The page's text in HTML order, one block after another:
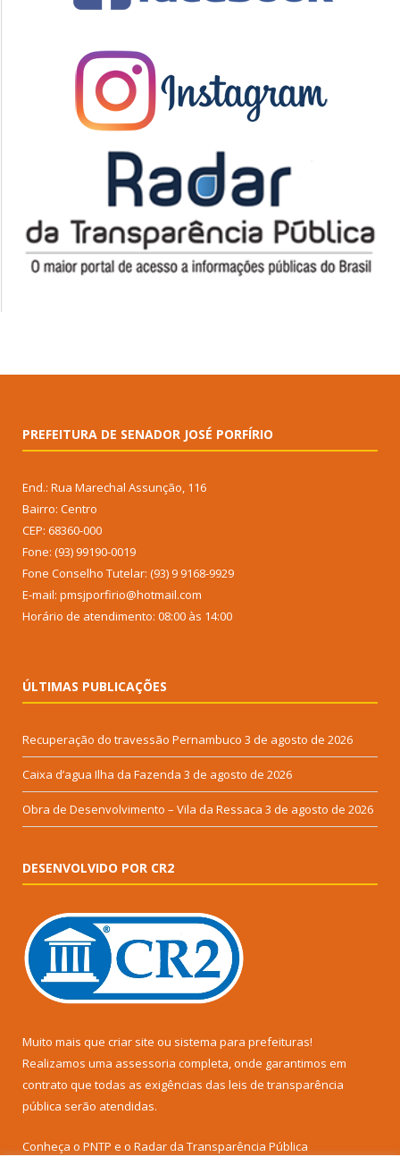
PREFEITURA DE SENADOR JOSÉ PORFÍRIO
End.: Rua Marechal Assunção, 116
Bairro: Centro
CEP: 68360-000
Fone: (93) 99190-0019
Fone Conselho Tutelar: (93) 9 9168-9929
E-mail: pmsjporfirio@hotmail.com
Horário de atendimento: 08:00 às 14:00
ÚLTIMAS PUBLICAÇÕES
Recuperação do travessão Pernambuco 3 de agosto de 2026
Caixa d’agua Ilha da Fazenda 3 de agosto de 2026
Obra de Desenvolvimento – Vila da Ressaca 3 de agosto de 2026
DESENVOLVIDO POR CR2
Muito mais que criar site ou sistema para prefeituras!
Realizamos uma assessoria completa, onde garantimos em
contrato que todas as exigências das leis de transparência
pública serão atendidas.
Conheça o PNTP e o Radar da Transparência Pública